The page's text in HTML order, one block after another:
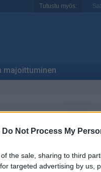
Do Not Process My
the sale, sharing to third
targeted advertising by us,
Tutustu myös:
majoittuminen